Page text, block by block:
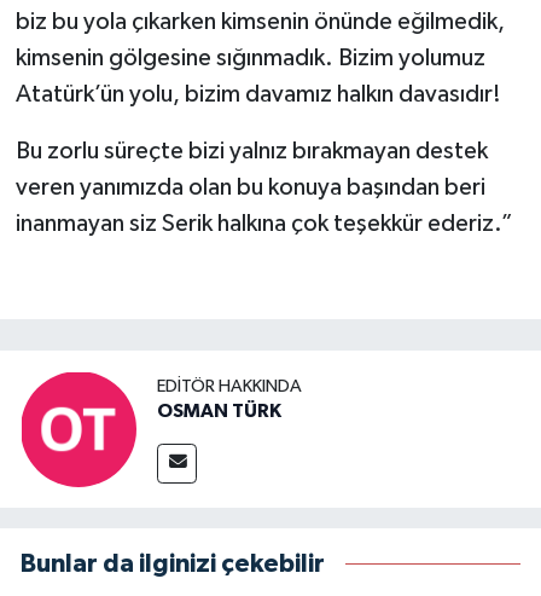
biz bu yola çıkarken kimsenin önünde eğilmedik,
kimsenin gölgesine sığınmadık. Bizim yolumuz
Atatürk’ün yolu, bizim davamız halkın davasıdır!
Bu zorlu süreçte bizi yalnız bırakmayan destek
veren yanımızda olan bu konuya başından beri
inanmayan siz Serik halkına çok teşekkür ederiz.”
EDITÖR HAKKINDA
OSMAN TÜRK
Bunlar da ilginizi çekebilir